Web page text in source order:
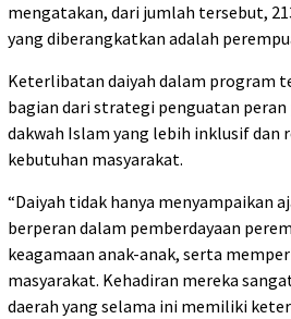
mengatakan, dari jumlah tersebut,
yang diberangkatkan adalah
Keterlibatan daiyah dalam program
bagian dari strategi penguatan
dakwah Islam yang lebih inklusif dan
kebutuhan masyarakat.
“Daiyah tidak hanya menyampaikan
berperan dalam pemberdayaan
keagamaan anak-anak, serta
masyarakat. Kehadiran mereka
daerah yang selama ini memiliki